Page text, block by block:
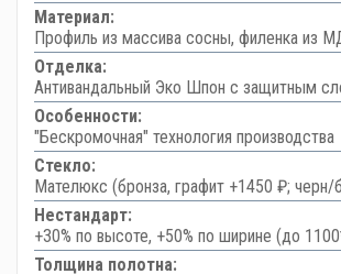
Материал:
Профиль из массива сосны, филенка из
Отделка:
Антивандальный Эко Шпон с защитным
Особенности:
"Бескромочная" технология производства
Стекло:
Мателюкс (бронза, графит +1450 ₽; черн/
Нестандарт:
+30% по высоте, +50% по ширине (до
Толщина полотна: